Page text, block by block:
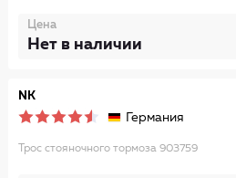
Цена
Нет в наличии
NK
Германия
Трос стояночного тормоза 903759